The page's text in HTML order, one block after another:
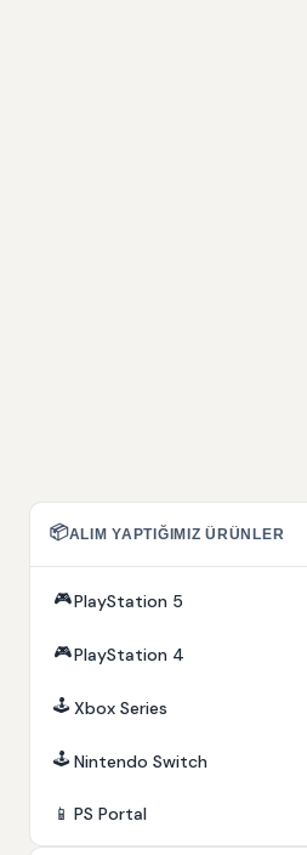
📦ALIM YAPTIĞIMIZ ÜRÜNLER
🎮PlayStation 5
🎮PlayStation 4
🕹️ Xbox Series
🕹️ Nintendo Switch
📱 PS Portal